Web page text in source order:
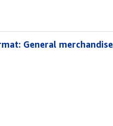
General merchandise